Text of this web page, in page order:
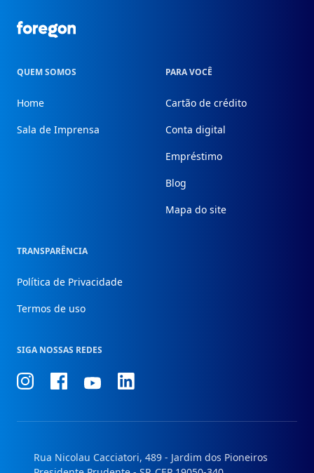
Foregon.com
QUEM SOMOS
Home
Sala de Imprensa
PARA VOCÊ
Cartão de crédito
Conta digital
Empréstimo
Blog
Mapa do site
TRANSPARÊNCIA
Política de Privacidade
Termos de uso
SIGA NOSSAS REDES
ConheçaConheçaConheçaConheça
Rua Nicolau Cacciatori, 489 - Jardim dos Pioneiros